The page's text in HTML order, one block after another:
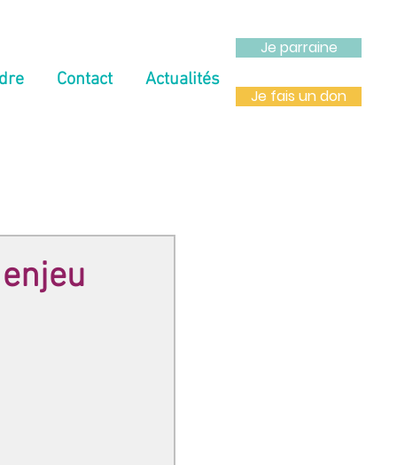
Contact Actualités
Je parraine
Je fais un don